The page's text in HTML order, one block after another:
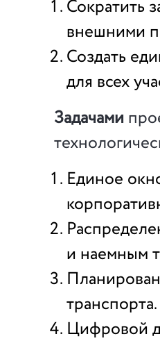
Сократить
внешними
Создать
для всех
Задачами
Единое
и наемным
транспорта.
Цифровой